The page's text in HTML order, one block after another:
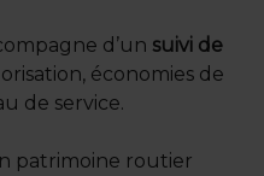
d’un suivi de
économies de
de service.
patrimoine routier